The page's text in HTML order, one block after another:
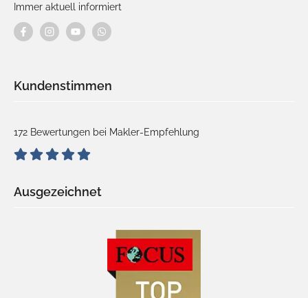
Immer aktuell informiert
Kundenstimmen
172 Bewertungen bei Makler-Empfehlung
Ausgezeichnet